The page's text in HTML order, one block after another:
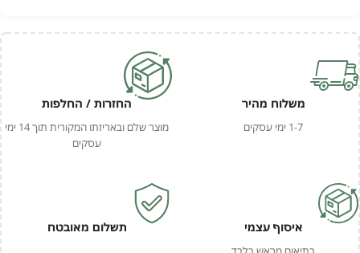
משלוח מהיר
1-7 ימי עסקים
החזרות / החלפות
מוצר שלם ובאריזתו המקורית תוך 14 ימי
עסקים
איסוף עצמי תשלום מאובטח